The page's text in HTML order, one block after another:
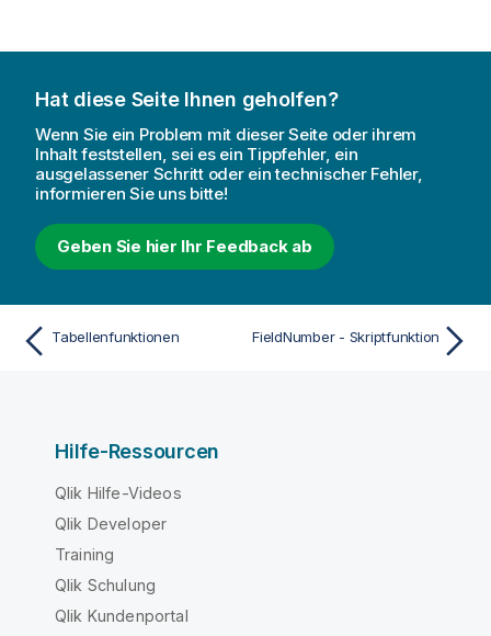
Hat diese Seite Ihnen geholfen?
Wenn Sie ein Problem mit dieser Seite oder ihrem
Inhalt feststellen, sei es ein Tippfehler, ein
ausgelassener Schritt oder ein technischer Fehler,
informieren Sie uns bitte!
Geben Sie hier Ihr Feedback ab
Tabellenfunktionen FieldNumber - Skriptfunktion
Hilfe-Ressourcen
Qlik Hilfe-Videos
Qlik Developer
Training
Qlik Schulung
Qlik Kundenportal